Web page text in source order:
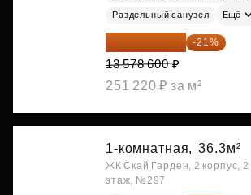
Раздельный санузел Ещё
10 727 094 ₽ -21%
13 578 600 ₽
251 220 ₽ за м²
1-комнатная, 36.3м²
ЖК Скай Гарден, 2 корпус, 2
этаж, №297